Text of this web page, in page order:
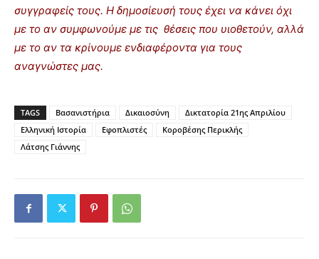
συγγραφείς τους. Η δημοσίευσή τους έχει να κάνει όχι
με το αν συμφωνούμε με τις θέσεις που υιοθετούν, αλλά
με το αν τα κρίνουμε ενδιαφέροντα για τους
αναγνώστες μας.
TAGS Βασανιστήρια Δικαιοσύνη
Δικτατορία 21ης Απριλίου
Ελληνική Ιστορία
Εφοπλιστές
Κοροβέσης Περικλής
Λάτσης Γιάννης